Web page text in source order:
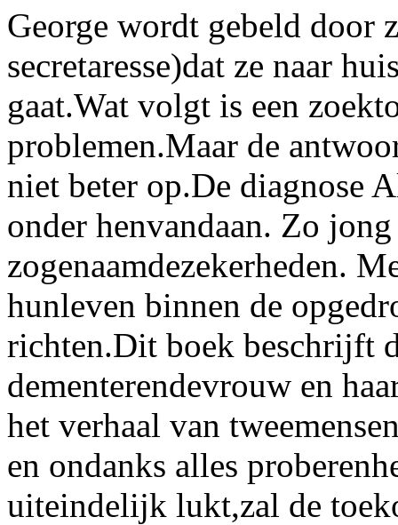
George wordt gebeld door
secretaresse)dat ze naar
gaat.Wat volgt is een
problemen.Maar de
niet beter op.De diagnose
onder henvandaan. Zo
zogenaamdezekerheden.
hunleven binnen de
richten.Dit boek beschrijft
dementerendevrouw en
het verhaal van
en ondanks alles
uiteindelijk lukt,zal de